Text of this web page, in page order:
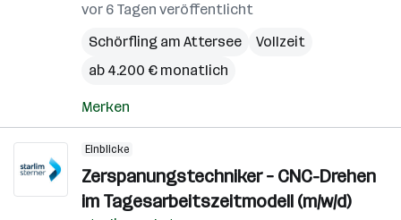
vor 6 Tagen veröffentlicht
Schörfling am Attersee
Vollzeit
ab 4.200 € monatlich
Merken
Einblicke
Zerspanungstechniker – CNC-Drehen
im Tagesarbeitszeitmodell (m/w/d)